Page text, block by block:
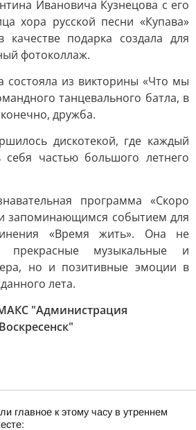
Ивановича Кузнецова с его
хора русской песни «Купава»
качестве подарка создала для
фотоколлаж.
состояла из викторины «Что мы
танцевального батла, в
дружба.
дискотекой, где каждый
себя частью большого летнего
программа «Скоро
запоминающимся событием для
«Время жить». Она не
прекрасные музыкальные и
но и позитивные эмоции в
лета.
"Администрация
главное к этому часу в утреннем